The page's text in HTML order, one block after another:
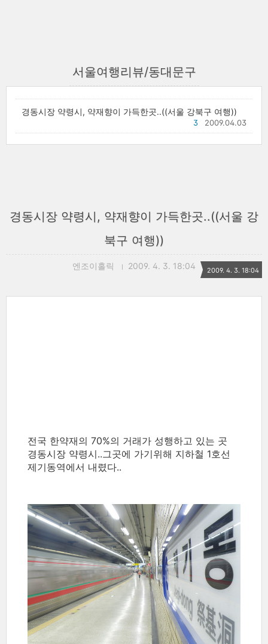
서울여행리뷰/동대문구
경동시장 약령시, 약재향이 가득한곳..((서울 강북구 여행))
2009.04.03
3
경동시장 약령시, 약재향이 가득한곳..((서울 강
북구 여행))
엔조이홀릭 2009. 4. 3. 18:04 2009. 4. 3. 18:04
전국 한약재의 70%의 거래가 성행하고 있는 곳
경동시장 약령시..그곳에 가기위해 지하철 1호선
제기동역에서 내렸다..